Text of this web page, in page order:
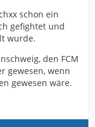
schon ein
gefightet und
wurde.
den FCM
gewesen, wenn
gewesen wäre.